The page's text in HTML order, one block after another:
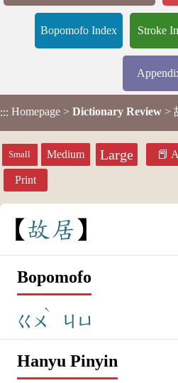
Bopomofo Index Stroke
::: Homepage > Dictionary Review >
Small Medium Large
Print
故 居
Bopomofo
ㄍㄨ
ˋ
ㄐㄩ
Hanyu Pinyin